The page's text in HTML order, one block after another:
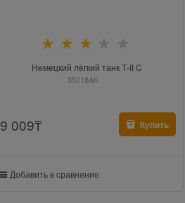
Немецкий лёгкий танк Т-II C
35018AK
9 009₸ Купить
Добавить в сравнение